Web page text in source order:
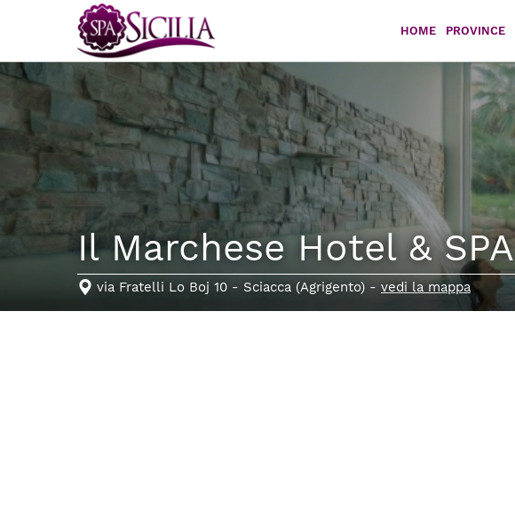
HOME PROVINCE
Agrigento
Catania
Messina
Ragusa
Trapani
Il Marchese Hotel & SPA
via Fratelli Lo Boj 10 - Sciacca (Agrigento) - vedi la mappa